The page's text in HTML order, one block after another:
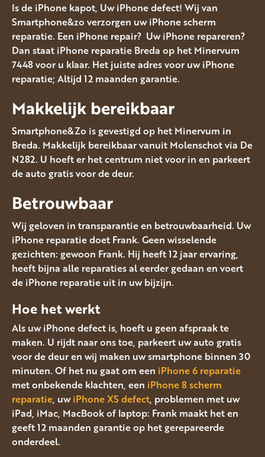
Is de iPhone kapot, Uw iPhone defect! Wij van
Smartphone&zo verzorgen uw iPhone scherm
reparatie. Een iPhone repair? Uw iPhone repareren?
Dan staat iPhone reparatie Breda op het Minervum
7448 voor u klaar. Het juiste adres voor uw iPhone
reparatie; Altijd 12 maanden garantie.
Makkelijk bereikbaar
Smartphone&Zo is gevestigd op het Minervum in
Breda. Makkelijk bereikbaar vanuit Molenschot via De
N282. U hoeft er het centrum niet voor in en parkeert
de auto gratis voor de deur.
Betrouwbaar
Wij geloven in transparantie en betrouwbaarheid. Uw
iPhone reparatie doet Frank. Geen wisselende
gezichten: gewoon Frank. Hij heeft 12 jaar ervaring,
heeft bijna alle reparaties al eerder gedaan en voert
de iPhone reparatie uit in uw bijzijn.
Hoe het werkt
Als uw iPhone defect is, hoeft u geen afspraak te
maken. U rijdt naar ons toe, parkeert uw auto gratis
voor de deur en wij maken uw smartphone binnen 30
minuten. Of het nu gaat om een iPhone 6 reparatie
met onbekende klachten, een iPhone 8 scherm
reparatie, uwiPhone XS defect, problemen met uw
iPad, iMac, MacBook of laptop: Frank maakt het en
geeft 12 maanden garantie op het gerepareerde
onderdeel.